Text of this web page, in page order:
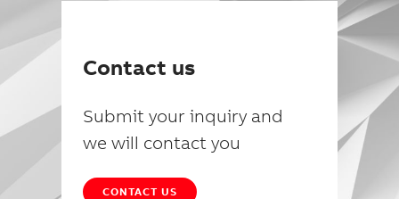
Contact us
Submit your inquiry and
we will contact you
CONTACT US